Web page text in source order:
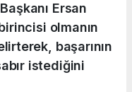
Ersan
olmanın
başarının
istediğini